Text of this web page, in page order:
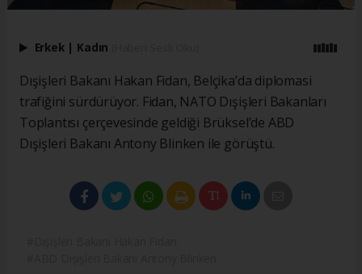
Erkek | Kadın
Dışişleri Bakanı Hakan Fidan, Belçika’da diplomasi
trafiğini sürdürüyor. Fidan, NATO Dışişleri Bakanları
Toplantısı çerçevesinde geldiği Brüksel’de ABD
Dışişleri Bakanı Antony Blinken ile görüştü.